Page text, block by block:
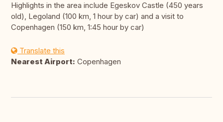
Highlights in the area include Egeskov Castle (450 years
old), Legoland (100 km, 1 hour by car) and a visit to
Copenhagen (150 km, 1:45 hour by car)
Translate this
Nearest Airport: Copenhagen